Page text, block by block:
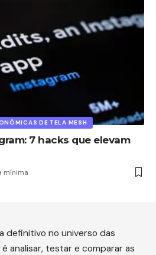
DE TELA MESH
7 hacks que elevam
mínima
definitivo no universo das
analisar, testar e comparar as